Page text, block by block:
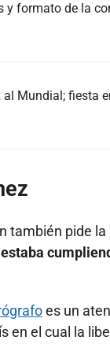
y formato de la
Mundial; fiesta
también pide
es un
en el cual la